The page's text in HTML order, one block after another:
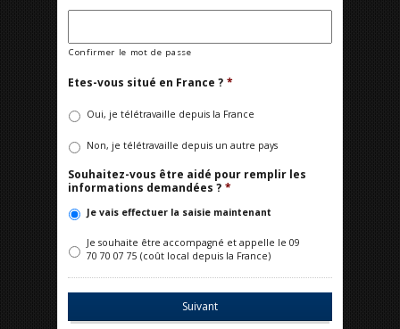
Confirmer le mot de passe
Etes-vous situé en France ? *
Oui, je télétravaille depuis la France
Non, je télétravaille depuis un autre pays
Souhaitez-vous être aidé pour remplir les
informations demandées ? *
Je vais effectuer la saisie maintenant
Je souhaite être accompagné et appelle le 09
70 70 07 75 (coût local depuis la France)